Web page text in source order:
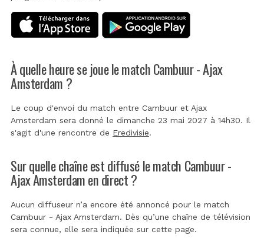
À quelle heure se joue le match Cambuur - Ajax
Amsterdam ?
Le coup d'envoi du match entre Cambuur et Ajax
Amsterdam sera donné le dimanche 23 mai 2027 à 14h30. Il
s'agit d'une rencontre de Eredivisie.
Sur quelle chaîne est diffusé le match Cambuur -
Ajax Amsterdam en direct ?
Aucun diffuseur n’a encore été annoncé pour le match
Cambuur - Ajax Amsterdam. Dès qu’une chaîne de télévision
sera connue, elle sera indiquée sur cette page.